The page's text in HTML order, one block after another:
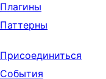
Плагины
Паттерны
Присоединиться
События